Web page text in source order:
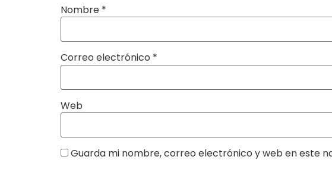
Nombre *
Correo electrónico *
Web
Guarda mi nombre, correo electrónico y web en este